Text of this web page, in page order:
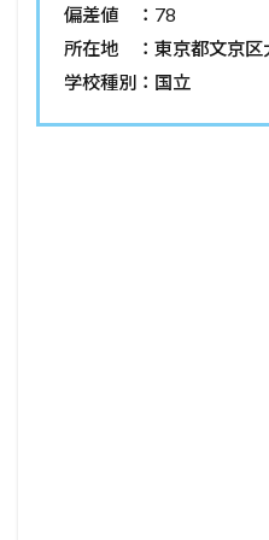
偏差値 ：78
所在地 ：東京都文京区
学校種別：国立